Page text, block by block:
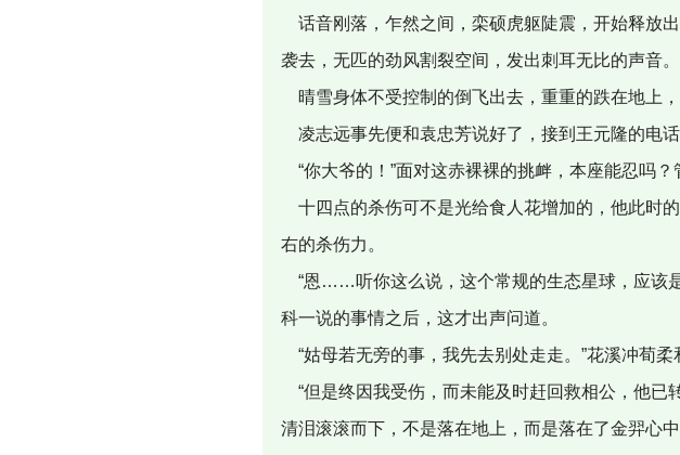
话音刚落，乍然之间，栾硕虎躯陡震，开始释放
袭去，无匹的劲风割裂空间，发出刺耳无比的声音。
晴雪身体不受控制的倒飞出去，重重的跌在地上
凌志远事先便和袁忠芳说好了，接到王元隆的电
“你大爷的！”面对这赤裸裸的挑衅，本座能忍吗
十四点的杀伤可不是光给食人花增加的，他此时
右的杀伤力。
“恩……听你这么说，这个常规的生态星球，应该
科一说的事情之后，这才出声问道。
“姑母若无旁的事，我先去别处走走。”花溪冲荀柔
“但是终因我受伤，而未能及时赶回救相公，他
清泪滚滚而下，不是落在地上，而是落在了金羿心中